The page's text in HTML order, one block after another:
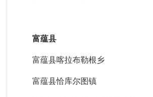
富蕴县
富蕴县喀拉布勒根乡
富蕴县恰库尔图镇